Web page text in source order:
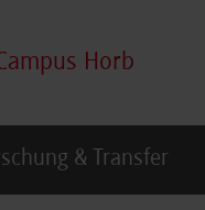
Horb
& Transfer